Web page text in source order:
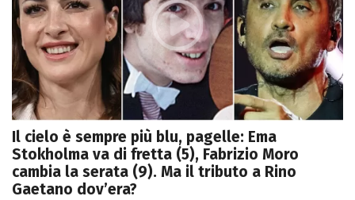
Il cielo è sempre più blu, pagelle: Ema
Stokholma va di fretta (5), Fabrizio Moro
cambia la serata (9). Ma il tributo a Rino
Gaetano dov’era?